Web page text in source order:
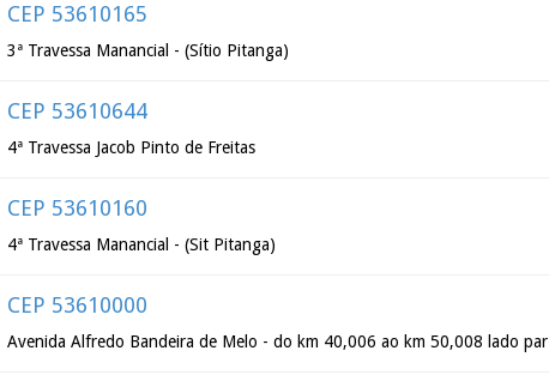
CEP 53610165
3ª Travessa Manancial - (Sítio Pitanga)
CEP 53610644
4ª Travessa Jacob Pinto de Freitas
CEP 53610160
4ª Travessa Manancial - (Sit Pitanga)
CEP 53610000
Avenida Alfredo Bandeira de Melo - do km 40,006 ao km 50,008 lado par